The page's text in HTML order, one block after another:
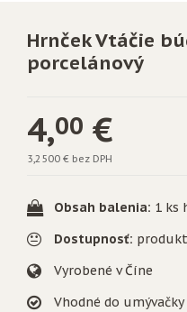
Hrnček Vtáčie
porcelánový
4,00 €
3,2500 € bez DPH
Obsah balenia: 1 ks
Dostupnosť:
Vyrobené v Číne
Vhodné do